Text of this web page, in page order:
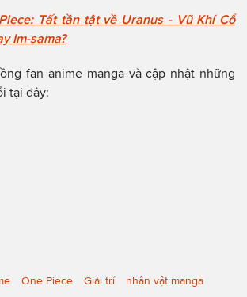
Tất tần tật về Uranus - Vũ Khí Cổ
Im-sama?
fan anime manga và cập nhật những
tại đây:
One Piece Giải trí nhân vật manga